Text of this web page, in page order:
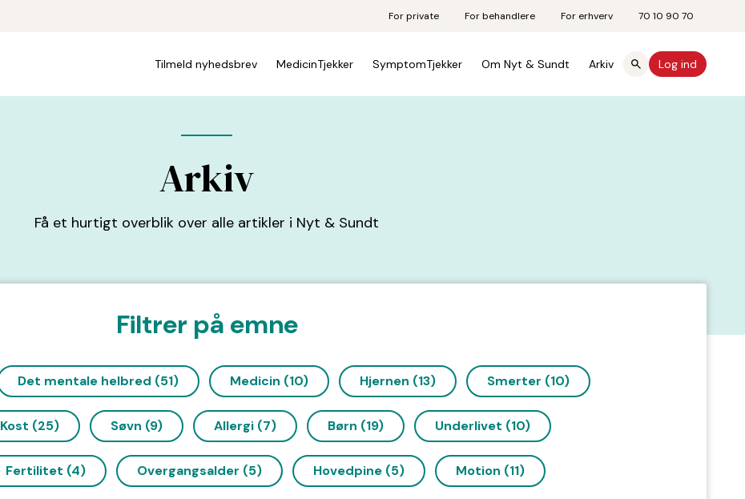
For private For behandlere For erhverv 70 10 90 70
Tilmeld nyhedsbrev MedicinTjekker SymptomTjekker Om Nyt & Sundt Arkiv Log ind
Arkiv
Få et hurtigt overblik over alle artikler i Nyt & Sundt
Filtrer på emne
Det mentale helbred (51) Medicin (10) Hjernen (13) Smerter (10)
Kost (25) Søvn (9) Allergi (7) Børn (19) Underlivet (10)
Fertilitet (4) Overgangsalder (5) Hovedpine (5) Motion (11)